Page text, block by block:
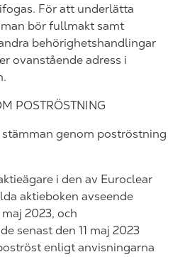
För att underlätta
bör fullmakt samt
behörighetshandlingar
ovanstående adress i
POSTRÖSTNING
stämman genom poströstning
i den av Euroclear
aktieboken avseende
2023, och
senast den 11 maj 2023
enligt anvisningarna